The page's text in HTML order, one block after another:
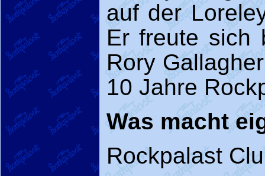
auf der
Er freute sich
Rory
10 Jahre
Was macht
Rockpalast